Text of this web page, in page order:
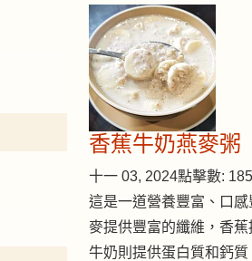
香蕉牛奶燕麥粥
十一 03, 2024點擊數:
這是一道營養豐富、口
麥提供豐富的纖維，香蕉
牛奶則提供蛋白質和鈣